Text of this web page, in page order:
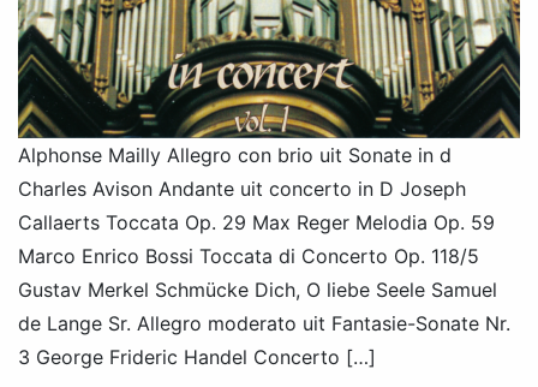
Alphonse Mailly Allegro con brio uit Sonate in d
Charles Avison Andante uit concerto in D Joseph
Callaerts Toccata Op. 29 Max Reger Melodia Op. 59
Marco Enrico Bossi Toccata di Concerto Op. 118/5
Gustav Merkel Schmücke Dich, O liebe Seele Samuel
de Lange Sr. Allegro moderato uit Fantasie-Sonate Nr.
3 George Frideric Handel Concerto […]